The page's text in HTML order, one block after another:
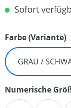
Sofort
Farbe (Variante)
GRAU /
Numerische